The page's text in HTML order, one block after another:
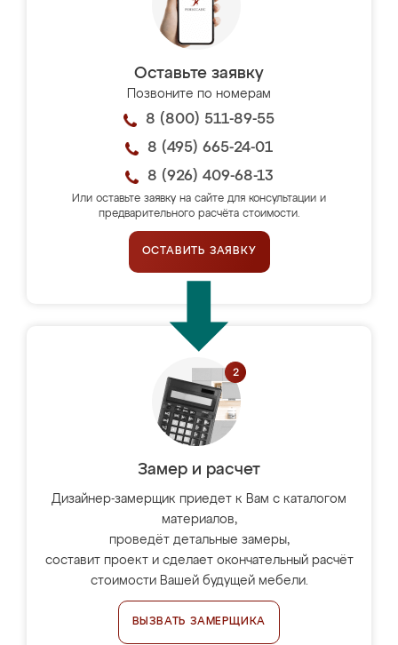
Оставьте заявку
Позвоните по номерам
8 (800) 511-89-55
8 (495) 665-24-01
8 (926) 409-68-13
Или оставьте заявку на сайте для консультации и
предварительного расчёта стоимости.
ОСТАВИТЬ ЗАЯВКУ
Замер и расчет
Дизайнер-замерщик приедет к Вам с каталогом
материалов,
проведёт детальные замеры,
составит проект и сделает окончательный расчёт
стоимости Вашей будущей мебели.
ВЫЗВАТЬ ЗАМЕРЩИКА